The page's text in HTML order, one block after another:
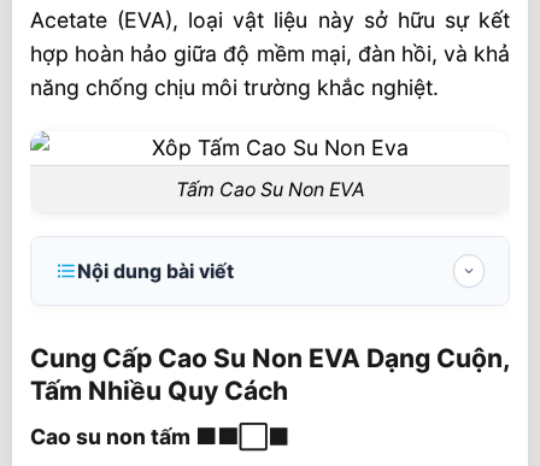
Acetate (EVA), loại vật liệu này sở hữu sự kết
hợp hoàn hảo giữa độ mềm mại, đàn hồi, và khả
năng chống chịu môi trường khắc nghiệt.
Tấm Cao Su Non EVA
Nội dung bài viết
Nhiều Quy Cách
Cao su non tấm 🟧🟦⬜⬛
Cuộn sao su non ⚪⚫🔴🔵🟡🟠
Cung Cấp Cao Su Non EVA Dạng Cuộn,
Tấm Nhiều Quy Cách
Cao su non tấm 🟧🟦⬜⬛